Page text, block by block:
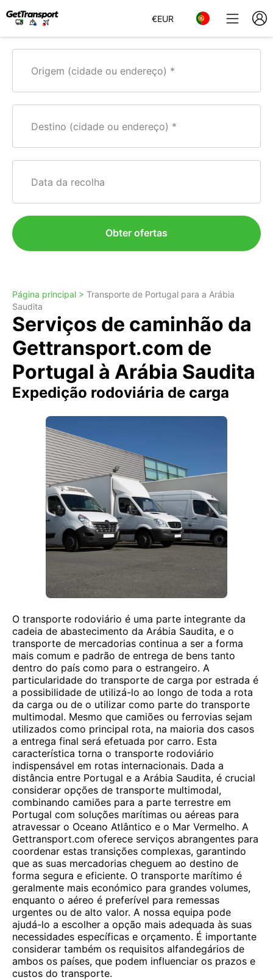
€EUR
Origem (cidade ou endereço)
Destino (cidade ou endereço)
Data da recolha
Obter ofertas
Página principal > Transporte de Portugal para a Arábia
Saudita
Serviços de caminhão da
Gettransport.com de
Portugal à Arábia Saudita
Expedição rodoviária de carga
O transporte rodoviário é uma parte integrante da
cadeia de abastecimento da Arábia Saudita, e o
transporte de mercadorias continua a ser a forma
mais comum e padrão de entrega de bens tanto
dentro do país como para o estrangeiro. A
particularidade do transporte de carga por estrada é
a possibilidade de utilizá-lo ao longo de toda a rota
da carga ou de o utilizar como parte do transporte
multimodal. Mesmo que camiões ou ferrovias sejam
utilizados como principal rota, na maioria dos casos
a entrega final será efetuada por carro. Esta
característica torna o transporte rodoviário
indispensável em rotas internacionais. Dada a
distância entre Portugal e a Arábia Saudita, é crucial
considerar opções de transporte multimodal,
combinando camiões para a parte terrestre em
Portugal com soluções marítimas ou aéreas para
atravessar o Oceano Atlântico e o Mar Vermelho. A
Gettransport.com oferece serviços abrangentes para
coordenar estas transições complexas, garantindo
que as suas mercadorias cheguem ao destino de
forma segura e eficiente. O transporte marítimo é
geralmente mais económico para grandes volumes,
enquanto o aéreo é preferível para remessas
urgentes ou de alto valor. A nossa equipa pode
ajudá-lo a escolher a opção mais adequada às suas
necessidades específicas e orçamento. É importante
considerar também os requisitos alfandegários de
ambos os países, que podem influenciar os prazos e
custos do transporte.